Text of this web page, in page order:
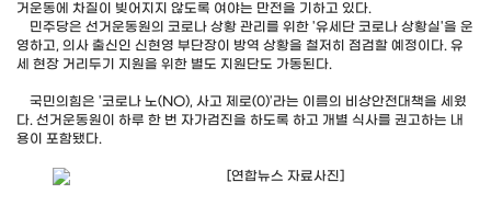
거운동에 차질이 빚어지지 않도록 여야는 만전을 기하고 있다.
민주당은 선거운동원의 코로나 상황 관리를 위한 '유세단 코로나 상황실'을 운
영하고, 의사 출신인 신현영 부단장이 방역 상황을 철저히 점검할 예정이다. 유
세 현장 거리두기 지원을 위한 별도 지원단도 가동된다.
국민의힘은 '코로나 노(NO), 사고 제로(0)'라는 이름의 비상안전대책을 세웠
다. 선거운동원이 하루 한 번 자가검진을 하도록 하고 개별 식사를 권고하는 내
용이 포함됐다.